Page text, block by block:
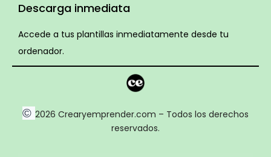
Descarga inmediata
Accede a tus plantillas inmediatamente desde tu
ordenador.
© 2026 Crearyemprender.com – Todos los derechos
reservados.